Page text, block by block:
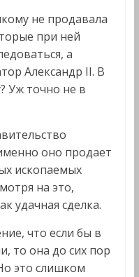
не продавала
при ней
а
Александр II. В
Уж точно не в
оно продает
ископаемых
на это,
удачная сделка.
что если бы в
то она до сих пор
это слишком